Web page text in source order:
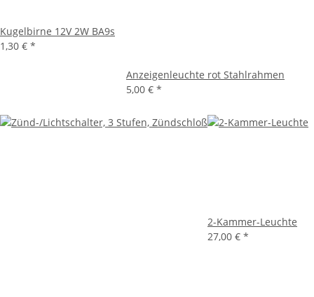
Kugelbirne 12V 2W BA9s
1,30 € *
Anzeigenleuchte rot Stahlrahmen
5,00 € *
2-Kammer-Leuchte
27,00 € *